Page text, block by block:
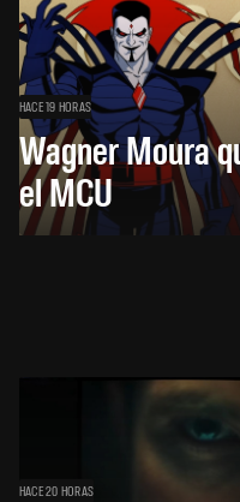
HACE 19 HORAS
Wagner Moura
el MCU
HACE 20 HORAS